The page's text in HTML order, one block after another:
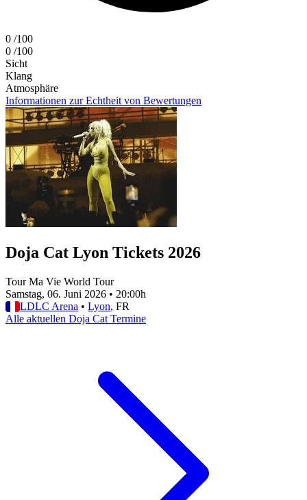
0 /100
0 /100
Sicht
Klang
Atmosphäre
Informationen zur Echtheit von Bewertungen
Doja Cat Lyon Tickets 2026
Tour Ma Vie World Tour
Samstag, 06. Juni 2026 • 20:00h
LDLC Arena • Lyon, FR
Alle aktuellen Doja Cat Termine